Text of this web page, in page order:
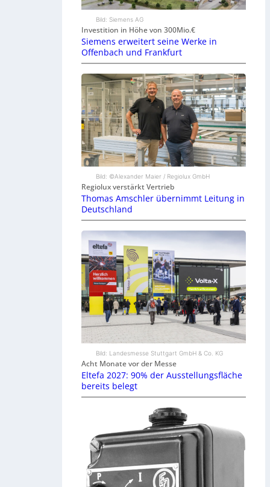
Bild: Siemens AG
Investition in Höhe von 300Mio.€
Siemens erweitert seine Werke in
Offenbach und Frankfurt
Bild: ©Alexander Maier / Regiolux GmbH
Regiolux verstärkt Vertrieb
Thomas Amschler übernimmt Leitung in
Deutschland
Bild: Landesmesse Stuttgart GmbH & Co. KG
Acht Monate vor der Messe
Eltefa 2027: 90% der Ausstellungsfläche
bereits belegt